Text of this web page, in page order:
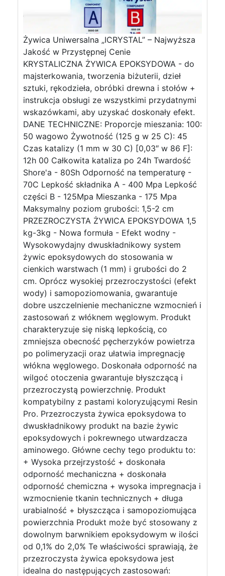
Żywica Uniwersalna „ICRYSTAL” – Najwyższa
Jakość w Przystępnej Cenie
KRYSTALICZNA ŻYWICA EPOKSYDOWA - do
majsterkowania, tworzenia biżuterii, dzieł
sztuki, rękodzieła, obróbki drewna i stołów +
instrukcja obsługi ze wszystkimi przydatnymi
wskazówkami, aby uzyskać doskonały efekt.
DANE TECHNICZNE: Proporcje mieszania: 100:
50 wagowo Żywotność (125 g w 25 C): 45
Czas katalizy (1 mm w 30 C) [0,03″ w 86 F]:
12h 00 Całkowita kataliza po 24h Twardość
Shore'a - 80Sh Odporność na temperaturę -
70C Lepkość składnika A - 400 Mpa Lepkość
części B - 125Mpa Mieszanka - 175 Mpa
Maksymalny poziom grubości: 1,5-2 cm
PRZEZROCZYSTA ŻYWICA EPOKSYDOWA 1,5
kg-3kg - Nowa formuła - Efekt wodny -
Wysokowydajny dwuskładnikowy system
żywic epoksydowych do stosowania w
cienkich warstwach (1 mm) i grubości do 2
cm. Oprócz wysokiej przezroczystości (efekt
wody) i samopoziomowania, gwarantuje
dobre uszczelnienie mechaniczne wzmocnień i
zastosowań z włóknem węglowym. Produkt
charakteryzuje się niską lepkością, co
zmniejsza obecność pęcherzyków powietrza
po polimeryzacji oraz ułatwia impregnację
włókna węglowego. Doskonała odporność na
wilgoć otoczenia gwarantuje błyszczącą i
przezroczystą powierzchnię. Produkt
kompatybilny z pastami koloryzującymi Resin
Pro. Przezroczysta żywica epoksydowa to
dwuskładnikowy produkt na bazie żywic
epoksydowych i pokrewnego utwardzacza
aminowego. Główne cechy tego produktu to:
+ Wysoka przejrzystość + doskonała
odporność mechaniczna + doskonała
odporność chemiczna + wysoka impregnacja i
wzmocnienie tkanin technicznych + długa
urabialność + błyszcząca i samopoziomująca
powierzchnia Produkt może być stosowany z
dowolnym barwnikiem epoksydowym w ilości
od 0,1% do 2,0% Te właściwości sprawiają, że
przezroczysta żywica epoksydowa jest
idealna do następujących zastosowań: